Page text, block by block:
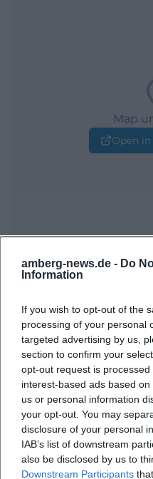
amberg-news.de - Do
Information
If you wish to opt-out of the
processing of your personal
targeted advertising by us,
section to confirm your
opt-out request is
interest-based ads based
us or personal information
your opt-out. You may
disclosure of your personal
IAB’s list of downstream
also be disclosed by us to
Downstream Participants
Map
Open
Häufig gestellte
Wann beginnt die
Wo findet die
Was kann man bei der
Wie viel kostet der